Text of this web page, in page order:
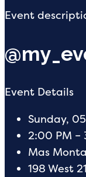
Event
Event Details
Sunday,
2:00 PM –
Mas
198 West